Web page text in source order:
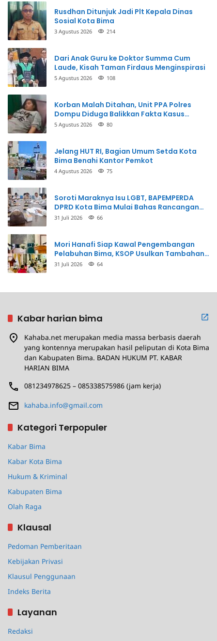
Rusdhan Ditunjuk Jadi Plt Kepala Dinas
Sosial Kota Bima
3 Agustus 2026 214
Dari Anak Guru ke Doktor Summa Cum
Laude, Kisah Taman Firdaus Menginspirasi
5 Agustus 2026 108
Korban Malah Ditahan, Unit PPA Polres
Dompu Diduga Balikkan Fakta Kasus
Penganiayaan
5 Agustus 2026 80
Jelang HUT RI, Bagian Umum Setda Kota
Bima Benahi Kantor Pemkot
4 Agustus 2026 75
Soroti Maraknya Isu LGBT, BAPEMPERDA
DPRD Kota Bima Mulai Bahas Rancangan
Perda Pencegahan
31 Juli 2026 66
Mori Hanafi Siap Kawal Pengembangan
Pelabuhan Bima, KSOP Usulkan Tambahan
Dermaga Rp400 Miliar
31 Juli 2026 64
Kabar harian bima
Kahaba.net merupakan media massa berbasis daerah
yang kontennya merupakan hasil peliputan di Kota Bima
dan Kabupaten Bima. BADAN HUKUM PT. KABAR
HARIAN BIMA
081234978625 – 085338575986 (jam kerja)
kahaba.info@gmail.com
Kategori Terpopuler
Kabar Bima
Kabar Kota Bima
Hukum & Kriminal
Kabupaten Bima
Olah Raga
Klausal
Pedoman Pemberitaan
Kebijakan Privasi
Klausul Penggunaan
Indeks Berita
Layanan
Redaksi